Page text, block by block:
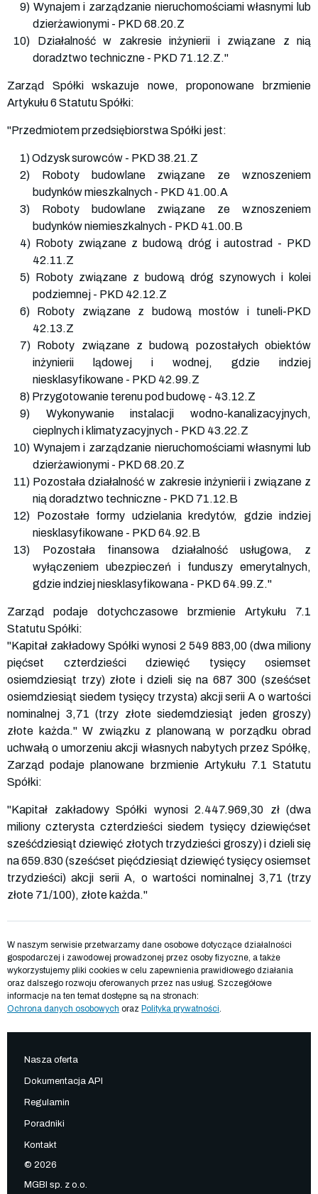
9) Wynajem i zarządzanie nieruchomościami własnymi lub
dzierżawionymi - PKD 68.20.Z
10) Działalność w zakresie inżynierii i związane z nią
doradztwo techniczne - PKD 71.12.Z."
Zarząd Spółki wskazuje nowe, proponowane brzmienie
Artykułu 6 Statutu Spółki:
"Przedmiotem przedsiębiorstwa Spółki jest:
1) Odzysk surowców - PKD 38.21.Z
2) Roboty budowlane związane ze wznoszeniem
budynków mieszkalnych - PKD 41.00.A
3) Roboty budowlane związane ze wznoszeniem
budynków niemieszkalnych - PKD 41.00.B
4) Roboty związane z budową dróg i autostrad - PKD
42.11.Z
5) Roboty związane z budową dróg szynowych i kolei
podziemnej - PKD 42.12.Z
6) Roboty związane z budową mostów i tuneli-PKD
42.13.Z
7) Roboty związane z budową pozostałych obiektów
inżynierii lądowej i wodnej, gdzie indziej
niesklasyfikowane - PKD 42.99.Z
8) Przygotowanie terenu pod budowę - 43.12.Z
9) Wykonywanie instalacji wodno-kanalizacyjnych,
cieplnych i klimatyzacyjnych - PKD 43.22.Z
10) Wynajem i zarządzanie nieruchomościami własnymi lub
dzierżawionymi - PKD 68.20.Z
11) Pozostała działalność w zakresie inżynierii i związane z
nią doradztwo techniczne - PKD 71.12.B
12) Pozostałe formy udzielania kredytów, gdzie indziej
niesklasyfikowane - PKD 64.92.B
13) Pozostała finansowa działalność usługowa, z
wyłączeniem ubezpieczeń i funduszy emerytalnych,
gdzie indziej niesklasyfikowana - PKD 64.99.Z."
Zarząd podaje dotychczasowe brzmienie Artykułu 7.1
Statutu Spółki:
"Kapitał zakładowy Spółki wynosi 2 549 883,00 (dwa miliony
pięćset czterdzieści dziewięć tysięcy osiemset
osiemdziesiąt trzy) złote i dzieli się na 687 300 (sześćset
osiemdziesiąt siedem tysięcy trzysta) akcji serii A o wartości
nominalnej 3,71 (trzy złote siedemdziesiąt jeden groszy)
złote każda." W związku z planowaną w porządku obrad
uchwałą o umorzeniu akcji własnych nabytych przez Spółkę,
Zarząd podaje planowane brzmienie Artykułu 7.1 Statutu
Spółki:
"Kapitał zakładowy Spółki wynosi 2.447.969,30 zł (dwa
miliony czterysta czterdzieści siedem tysięcy dziewięćset
sześćdziesiąt dziewięć złotych trzydzieści groszy) i dzieli się
na 659.830 (sześćset pięćdziesiąt dziewięć tysięcy osiemset
trzydzieści) akcji serii A, o wartości nominalnej 3,71 (trzy
złote 71/100), złote każda."
W naszym serwisie przetwarzamy dane osobowe dotyczące działalności
gospodarczej i zawodowej prowadzonej przez osoby fizyczne, a także
wykorzystujemy pliki cookies w celu zapewnienia prawidłowego działania
oraz dalszego rozwoju oferowanych przez nas usług. Szczegółowe
informacje na ten temat dostępne są na stronach:
Ochrona danych osobowych oraz Polityka prywatności.
Nasza oferta
Dokumentacja API
Regulamin
Poradniki
Kontakt
© 2026
MGBI sp. z o.o.